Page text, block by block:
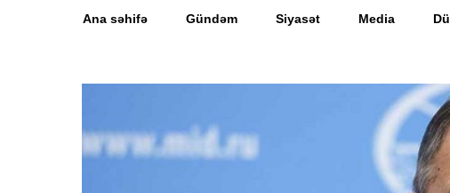
Ana səhifə Gündəm Siyasət Media